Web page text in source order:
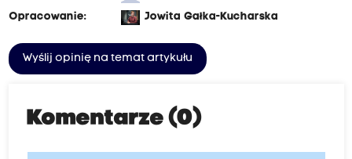
Opracowanie:
Jowita Gałka-Kucharska
Wyślij opinię na temat artykułu
Komentarze (0)